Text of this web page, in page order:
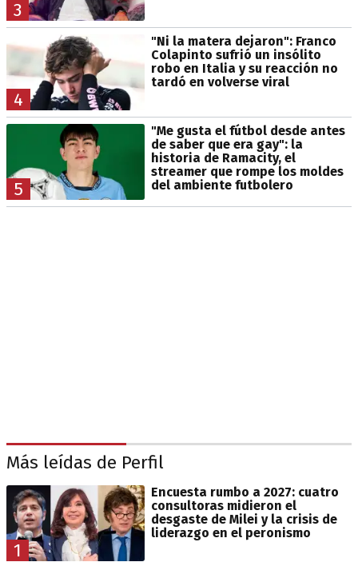
3
4
"Ni la matera dejaron": Franco
Colapinto sufrió un insólito
robo en Italia y su reacción no
tardó en volverse viral
5
"Me gusta el fútbol desde antes
de saber que era gay": la
historia de Ramacity, el
streamer que rompe los moldes
del ambiente futbolero
Más leídas de Perfil
1
Encuesta rumbo a 2027: cuatro
consultoras midieron el
desgaste de Milei y la crisis de
liderazgo en el peronismo